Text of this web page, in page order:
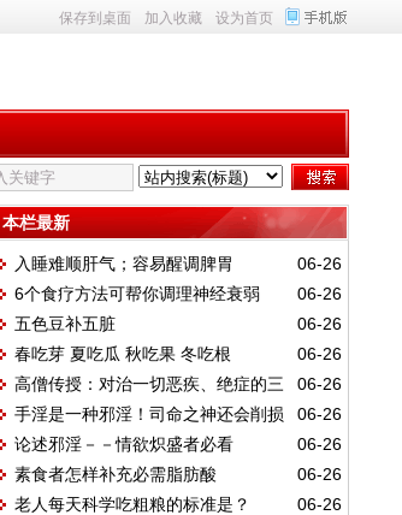
保存到桌面 加入收藏 设为首页
本栏最新
06-26
入睡难顺肝气；容易醒调脾胃
06-26
6个食疗方法可帮你调理神经衰弱
06-26
五色豆补五脏
06-26
春吃芽 夏吃瓜 秋吃果 冬吃根
06-26
高僧传授：对治一切恶疾、绝症的三
件法宝
06-26
手淫是一种邪淫！司命之神还会削损
福报
06-26
论述邪淫－－情欲炽盛者必看
06-26
素食者怎样补充必需脂肪酸
06-26
老人每天科学吃粗粮的标准是？